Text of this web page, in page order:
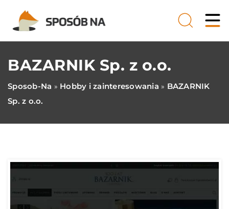
BAZARNIK Sp. z o.o.
Sposob-Na » Hobby i zainteresowania » BAZARNIK
Sp. z o.o.